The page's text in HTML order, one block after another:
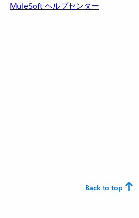
MuleSoft ヘルプセンター
Back to top